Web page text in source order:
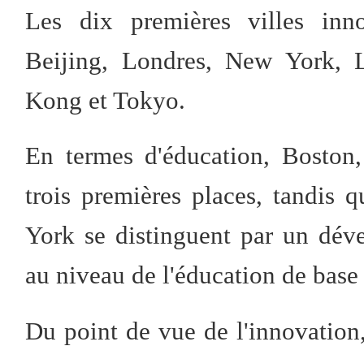
Les dix premières villes
Beijing, Londres, New York,
Kong et Tokyo.
En termes d'éducation,
trois premières places, tandis
York se distinguent par un
au niveau de l'éducation de
Du point de vue de